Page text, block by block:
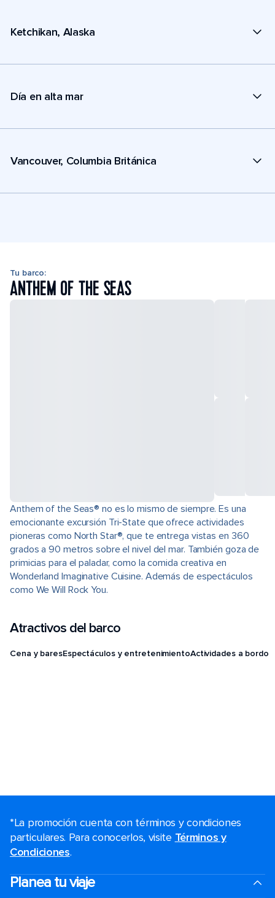
Ketchikan, Alaska
Día en alta mar
Vancouver, Columbia Británica
Tu barco:
ANTHEM OF THE SEAS
Anthem of the Seas® no es lo mismo de siempre. Es una
emocionante excursión Tri-State que ofrece actividades
pioneras como North Star®, que te entrega vistas en 360
grados a 90 metros sobre el nivel del mar. También goza de
primicias para el paladar, como la comida creativa en
Wonderland Imaginative Cuisine. Además de espectáculos
como We Will Rock You.
Atractivos del barco
Cena y baresEspectáculos y entretenimientoActividades a bordo
*La promoción cuenta con términos y condiciones
particulares. Para conocerlos, visite Términos y
Condiciones.
Planea tu viaje